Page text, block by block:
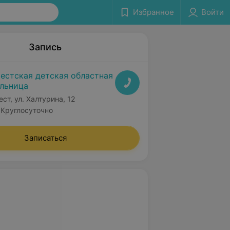
Избранное Войти
Запись
детская областная
ул. Халтурина, 12
Круглосуточно
Записаться